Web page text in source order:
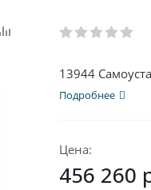
13944
Подробнее
Цена:
456 260